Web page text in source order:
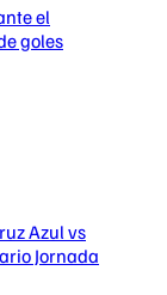
el
goles
Azul vs
Jornada